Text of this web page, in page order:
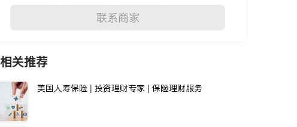
联系商家
相关推荐
美国人寿保险 | 投资理财专家 | 保险理财服务